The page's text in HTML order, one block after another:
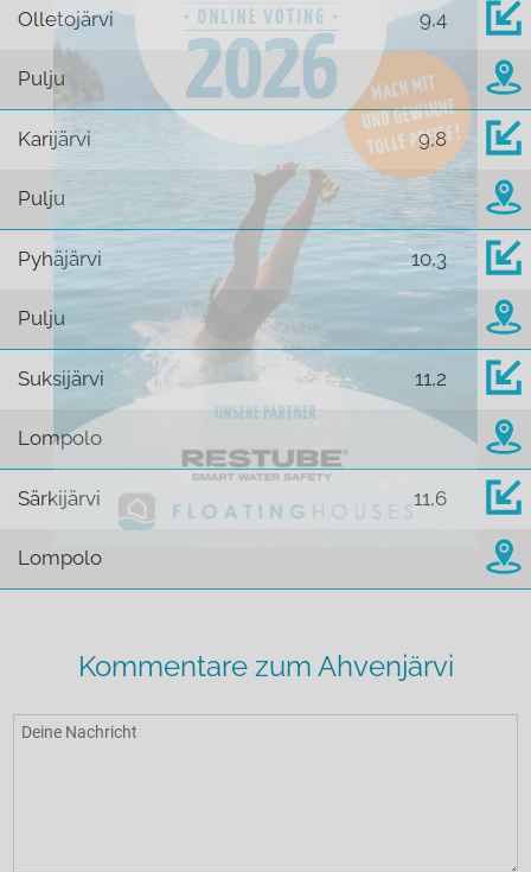
Olletojärvi 9,4
Pulju
Karijärvi 9,8
Pulju
Pyhäjärvi 10,3
Pulju
Suksijärvi 11,2
Lompolo
Särkijärvi 11,6
Lompolo
Kommentare zum Ahvenjärvi